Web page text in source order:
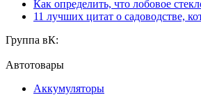
Как определить, что лобовое
11 лучших цитат о садоводстве,
Группа вК:
Автотовары
Аккумуляторы